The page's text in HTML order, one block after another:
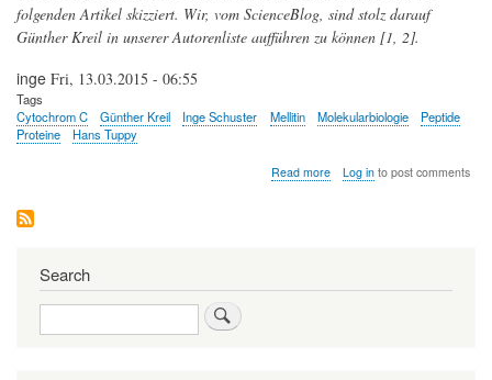
folgenden Artikel skizziert. Wir, vom ScienceBlog, sind stolz darauf
Günther Kreil in unserer Autorenliste aufführen zu können [1, 2].
inge Fri, 13.03.2015 - 06:55
Tags
Cytochrom C
Günther Kreil Inge Schuster Mellitin Molekularbiologie
Peptide
Proteine
Hans Tuppy
Read moreabout
Günther
Log into post comments
Search
Search